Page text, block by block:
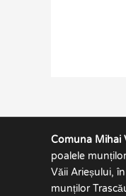
Comuna Mihai
poalele
Văii Arieșului,
munților